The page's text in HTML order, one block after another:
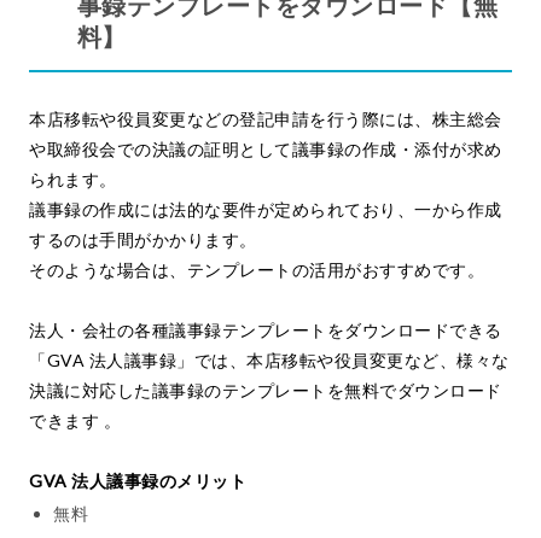
料】
本店移転や役員変更などの登記申請を行う際には、株主総会
や取締役会での決議の証明として議事録の作成・添付が求め
られます。
議事録の作成には法的な要件が定められており、一から作成
するのは手間がかかります。
そのような場合は、テンプレートの活用がおすすめです。
法人・会社の各種議事録テンプレートをダウンロードできる
「GVA 法人議事録」では、本店移転や役員変更など、様々な
決議に対応した議事録のテンプレートを無料でダウンロード
できます 。
GVA 法人議事録のメリット
無料